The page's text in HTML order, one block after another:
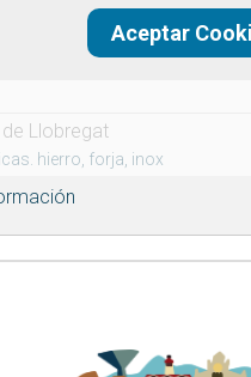
de Llobregat
hierro, forja, inox
Aceptar